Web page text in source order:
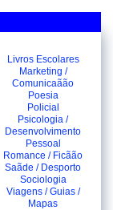
Livros Escolares
Marketing /
Comunicaãão
Poesia
Policial
Psicologia /
Desenvolvimento
Pessoal
Romance / Ficãão
Saãde / Desporto
Sociologia
Viagens / Guias /
Mapas